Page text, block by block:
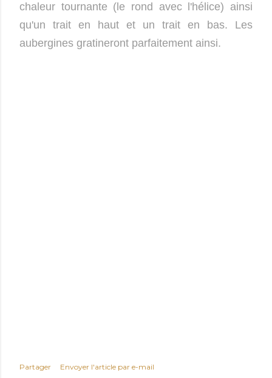
chaleur tournante (le rond avec l'hélice) ainsi
qu'un trait en haut et un trait en bas. Les
aubergines gratineront parfaitement ainsi.
Partager
Envoyer l'article par e-mail